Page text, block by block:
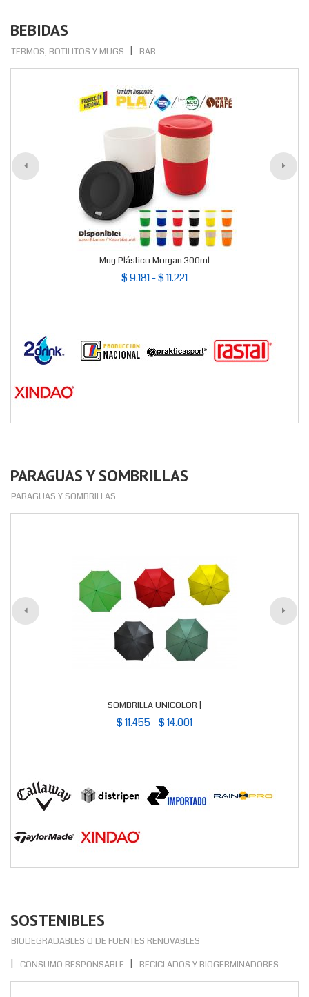
BEBIDAS
TERMOS, BOTILITOS Y MUGS BAR
Mug Plástico Morgan 300ml
$ 9.181 - $ 11.221
PARAGUAS Y SOMBRILLAS
PARAGUAS Y SOMBRILLAS
SOMBRILLA UNICOLOR |
$ 11.455 - $ 14.001
SOSTENIBLES
BIODEGRADABLES O DE FUENTES RENOVABLES
CONSUMO RESPONSABLE
RECICLADOS Y BIOGERMINADORES